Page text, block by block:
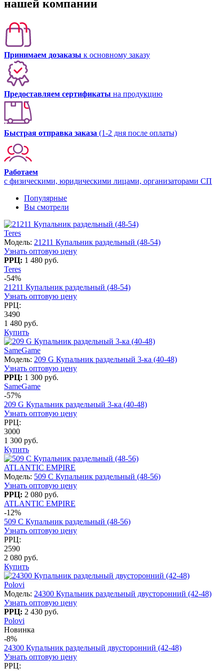
нашей компании
Принимаем дозаказы к основному заказу
Предоставляем сертификаты на продукцию
Быстрая отправка заказа (1-2 дня после оплаты)
Работаем
с физическими, юридическими лицами, организаторами СП
Популярные
Вы смотрели
Teres
Модель: 21211 Купальник раздельный (48-54)
Узнать оптовую цену
РРЦ: 1 480 руб.
Teres
-54%
21211 Купальник раздельный (48-54)
Узнать оптовую цену
РРЦ:
3490
1 480 руб.
Купить
SameGame
Модель: 209 G Купальник раздельный 3-ка (40-48)
Узнать оптовую цену
РРЦ: 1 300 руб.
SameGame
-57%
209 G Купальник раздельный 3-ка (40-48)
Узнать оптовую цену
РРЦ:
3000
1 300 руб.
Купить
ATLANTIC EMPIRE
Модель: 509 C Купальник раздельный (48-56)
Узнать оптовую цену
РРЦ: 2 080 руб.
ATLANTIC EMPIRE
-12%
509 C Купальник раздельный (48-56)
Узнать оптовую цену
РРЦ:
2590
2 080 руб.
Купить
Polovi
Модель: 24300 Купальник раздельный двусторонний (42-48)
Узнать оптовую цену
РРЦ: 2 430 руб.
Polovi
Новинка
-8%
24300 Купальник раздельный двусторонний (42-48)
Узнать оптовую цену
РРЦ: